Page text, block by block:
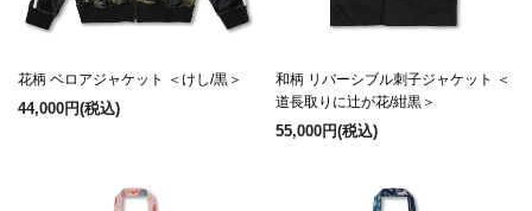
花柄 ベロアジャケット ＜けし/黒＞
44,000円(税込)
和柄 リバーシブル刺子ジャケット ＜
道長取りに辻が花/紺黒＞
55,000円(税込)